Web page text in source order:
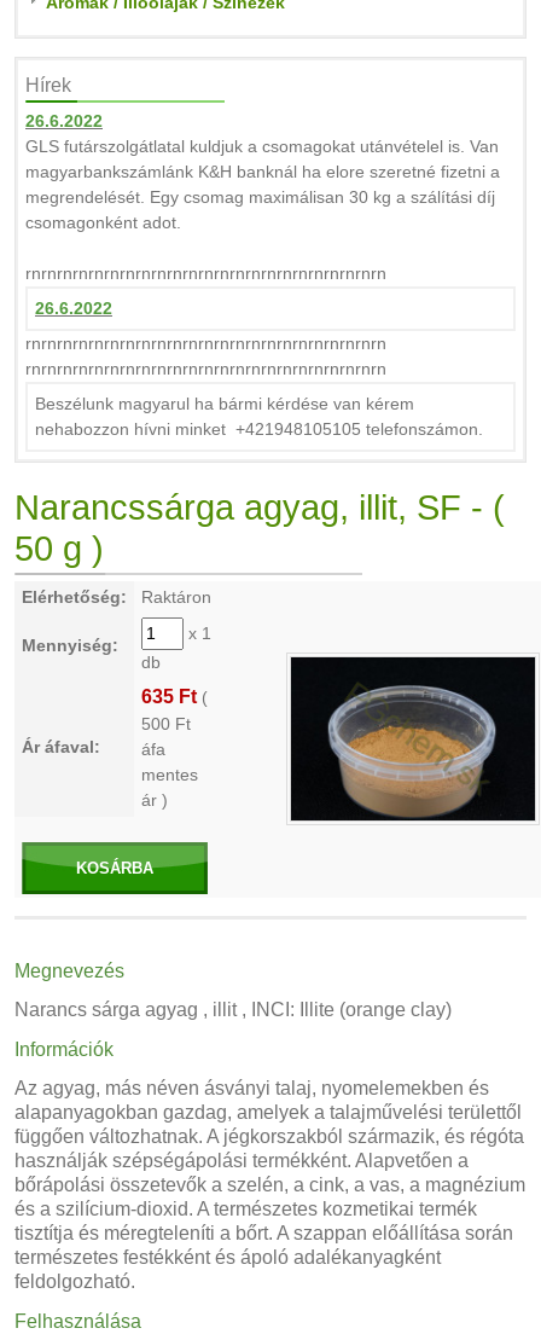
Hírek
26.6.2022
GLS futárszolgátlatal kuldjuk a csomagokat utánvételel is. Van
magyarbankszámlánk K&H banknál ha elore szeretné fizetni a
megrendelését. Egy csomag maximálisan 30 kg a szálítási díj
csomagonként adot.
rnrnrnrnrnrnrnrnrnrnrnrnrnrnrnrnrnrnrnrnrnrnrn
26.6.2022
rnrnrnrnrnrnrnrnrnrnrnrnrnrnrnrnrnrnrnrnrnrnrn
rnrnrnrnrnrnrnrnrnrnrnrnrnrnrnrnrnrnrnrnrnrnrn
Beszélunk magyarul ha bármi kérdése van kérem
nehabozzon hívni minket +421948105105 telefonszámon.
Narancssárga agyag, illit, SF - (
50 g )
Elérhetőség: Raktáron
Mennyiség:
x 1
db
Ár áfaval:
635 Ft (
500 Ft
áfa
mentes
ár )
KOSÁRBA
Megnevezés
Narancs sárga agyag , illit , INCI: Illite (orange clay)
Információk
Az agyag, más néven ásványi talaj, nyomelemekben és
alapanyagokban gazdag, amelyek a talajművelési területtől
függően változhatnak. A jégkorszakból származik, és régóta
használják szépségápolási termékként. Alapvetően a
bőrápolási összetevők a szelén, a cink, a vas, a magnézium
és a szilícium-dioxid. A természetes kozmetikai termék
tisztítja és méregteleníti a bőrt. A szappan előállítása során
természetes festékként és ápoló adalékanyagként
feldolgozható.
Felhasználása